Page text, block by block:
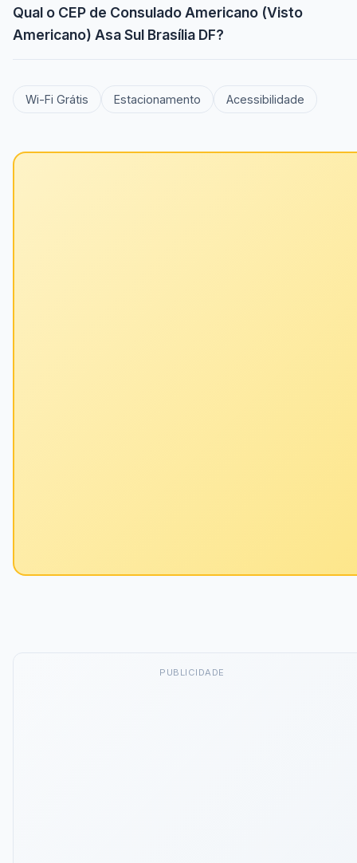
Qual o CEP de Consulado Americano (Visto
Americano) Asa Sul Brasília DF?
Wi-Fi Grátis Estacionamento Acessibilidade
PUBLICIDADE